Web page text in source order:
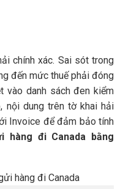
chính xác. Sai sót trong
đến mức thuế phải đóng
vào danh sách đen kiểm
nội dung trên tờ khai hải
Invoice để đảm bảo tính
hàng đi Canada bằng